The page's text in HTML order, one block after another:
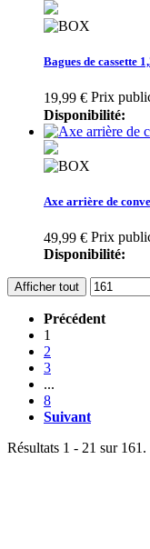
Bagues de cassette
19,99 € Prix
Disponibilité:
Axe arrière de
49,99 € Prix
Disponibilité:
Afficher tout
Précédent
1
2
3
...
8
Suivant
Résultats 1 - 21 sur 161.